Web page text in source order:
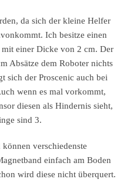
da sich der kleine Helfer
Ich besitze einen
einer Dicke von 2 cm. Der
Absätze dem Roboter nichts
sich der Proscenic auch bei
wenn es mal vorkommt,
diesen als Hindernis sieht,
sind 3.
verschiedenste
einfach am Boden
wird diese nicht überquert.